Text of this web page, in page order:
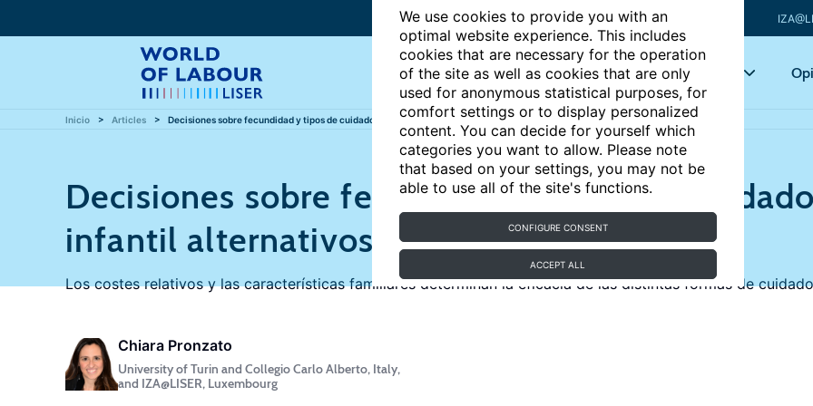
We use cookies to provide you with an
optimal website experience. This includes
cookies that are necessary for the operation
of the site as well as cookies that are only
used for anonymous statistical purposes, for
comfort settings or to display personalized
content. You can decide for yourself which
categories you want to allow. Please note
that based on your settings, you may not be
able to use all of the site's functions.
CONFIGURE CONSENT
ACCEPT ALL
Articles Key topics
Inicio Articles Decisiones sobre fecundidad y tipos de cuidado infantil alternativos
Decisiones sobre fecundidad y tipos de cuidado
infantil alternativos
Los costes relativos y las características familiares determinan la eficacia de las distintas formas de
Chiara Pronzato
University of Turin and Collegio Carlo Alberto, Italy,
and IZA@LISER, Luxembourg